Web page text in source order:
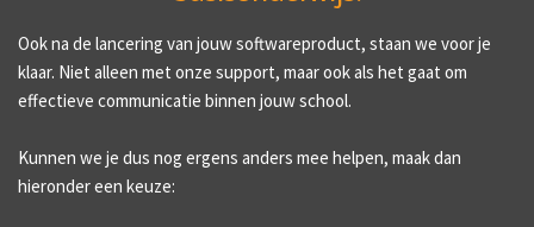
Ook na de lancering van jouw softwareproduct, staan we voor je
klaar. Niet alleen met onze support, maar ook als het gaat om
effectieve communicatie binnen jouw school.
Kunnen we je dus nog ergens anders mee helpen, maak dan
hieronder een keuze: